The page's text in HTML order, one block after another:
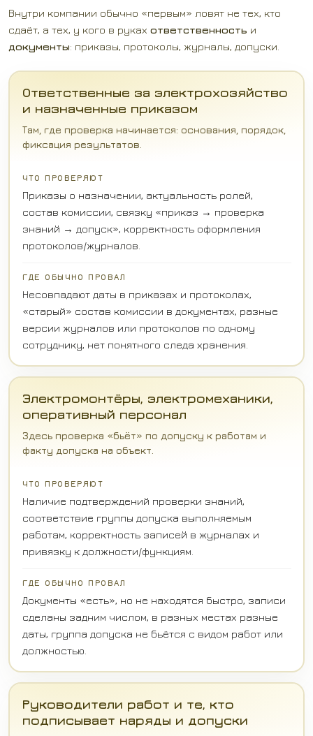
Внутри компании обычно «первым» ловят не тех, кто
сдаёт, а тех, у кого в руках ответственность и
документы: приказы, протоколы, журналы, допуски.
Ответственные за электрохозяйство
и назначенные приказом
Там, где проверка начинается: основания, порядок,
фиксация результатов.
ЧТО ПРОВЕРЯЮТ
Приказы о назначении, актуальность ролей,
состав комиссии, связку «приказ → проверка
знаний → допуск», корректность оформления
протоколов/журналов.
ГДЕ ОБЫЧНО ПРОВАЛ
Несовпадают даты в приказах и протоколах,
«старый» состав комиссии в документах, разные
версии журналов или протоколов по одному
сотруднику, нет понятного следа хранения.
Электромонтёры, электромеханики,
оперативный персонал
Здесь проверка «бьёт» по допуску к работам и
факту допуска на объект.
ЧТО ПРОВЕРЯЮТ
Наличие подтверждений проверки знаний,
соответствие группы допуска выполняемым
работам, корректность записей в журналах и
привязку к должности/функциям.
ГДЕ ОБЫЧНО ПРОВАЛ
Документы «есть», но не находятся быстро, записи
сделаны задним числом, в разных местах разные
даты, группа допуска не бьётся с видом работ или
должностью.
Руководители работ и те, кто
подписывает наряды и допуски